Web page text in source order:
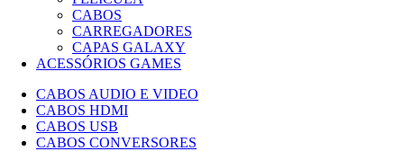
CABOS
CARREGADORES
CAPAS GALAXY
ACESSÓRIOS GAMES
CABOS AUDIO E VIDEO
CABOS HDMI
CABOS USB
CABOS CONVERSORES